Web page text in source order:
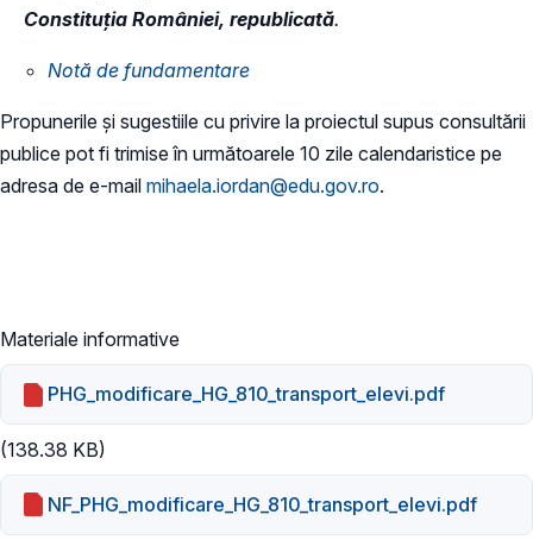
Constituția României, republicată.
Notă de fundamentare
Propunerile și sugestiile cu privire la proiectul supus consultării
publice pot fi trimise în următoarele 10 zile calendaristice pe
adresa de e-mail mihaela.iordan@edu.gov.ro.
Materiale informative
PHG_modificare_HG_810_transport_elevi.pdf
(138.38 KB)
NF_PHG_modificare_HG_810_transport_elevi.pdf